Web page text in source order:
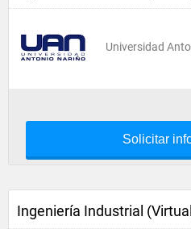
Universidad
Solicitar
Ingeniería Industrial